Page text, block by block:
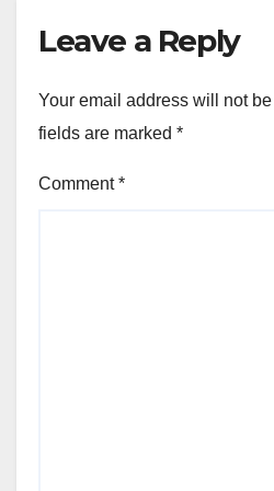
Leave a Reply
Your email address will not
fields are marked *
Comment*